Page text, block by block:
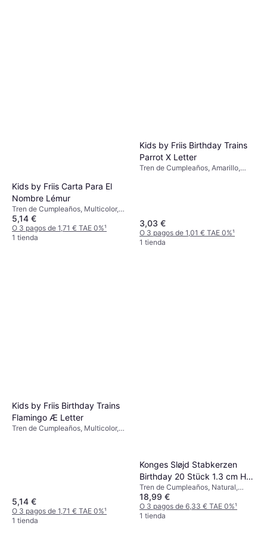
Kids by Friis Carta Para El
Nombre Lémur
Tren de Cumpleaños, Multicolor,
Animal
5,14 €
O 3 pagos de 1,71 € TAE 0%¹
1 tienda
Kids by Friis Birthday Trains
Parrot X Letter
Tren de Cumpleaños, Amarillo,
3,03 €
O 3 pagos de 1,01 € TAE 0%¹
1 tienda
Kids by Friis Birthday Trains
Flamingo Æ Letter
Tren de Cumpleaños, Multicolor,
5,14 €
O 3 pagos de 1,71 € TAE 0%¹
1 tienda
Konges Sløjd Stabkerzen
Birthday 20 Stück 1.3 cm H
13 cm
Tren de Cumpleaños, Natural,
20pcs
18,99 €
O 3 pagos de 6,33 € TAE 0%¹
1 tienda